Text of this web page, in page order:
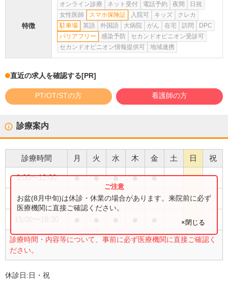
特徴
オンライン診療 ネット受付 電話予約 夜間
日祝
女性医師
スマホ保険証 入院可 キッズ
クレカ
駐車場
英語 外国語 大病院 がん 在宅 訪問
DPC
バリアフリー
感染予防
セカンドオピニオン受診可
セカンドオピニオン情報提供可
地域連携
直近の求人を確認する[PR]
PT/OT/STの方 看護師の方
診療案内
診療時間 月 火 水 木 金 土 日 祝
9:00〜12:00 ● ● ● ● ●
9:00〜13:00 ●
診療時間・内容等について、事前に必ず医療機関に直接ご確認く
ださい。
お盆(8月中旬)は休診・休業の場合があります。来院前に必ず
医療機関に直接ご確認ください。
×閉じる
休診日:日・祝